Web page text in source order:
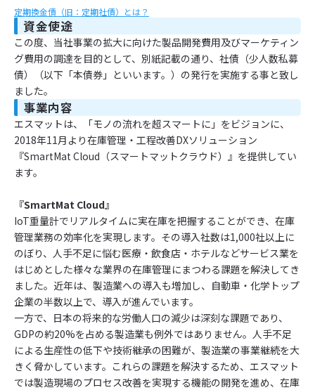
定期換金債（旧：定期社債）とは？
資金使途
この度、当社事業の拡大に向けた製品開発費用及びマーケティン
グ費用の調達を目的として、別紙記載の通り、社債（少人数私募
債）（以下「本債券」といいます。）の発行を実施する事と致し
ました。
事業内容
エスマットは、「モノの流れを超スマートに」をビジョンに、
2018年11月より在庫管理・工程改善DXソリューション
『SmartMat Cloud（スマートマットクラウド）』を提供してい
ます。
『SmartMat Cloud』
IoT重量計でリアルタイムに実在庫を把握することができ、在庫
管理業務の効率化を実現します。その導入社数は1,000社以上に
のぼり、人手不足に悩む医療・飲食店・ホテルなどサービス業を
はじめとした様々な業界の在庫管理にまつわる課題を解決してき
ました。近年は、製造業への導入も増加し、自動車・化学トップ
企業の半数以上で、導入が進んでいます。
一方で、日本の将来的な労働人口の減少は深刻な課題であり、
GDPの約20%を占める製造業も例外ではありません。人手不足
による生産性の低下や技術継承の困難が、製造業の事業継続を大
きく脅かしています。これらの課題を解決するため、エスマット
では製造現場のプロセス改善を実現する機能の開発を進め、在庫